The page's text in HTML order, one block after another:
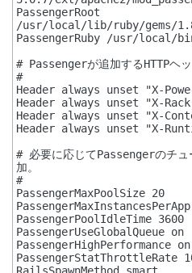
PassengerRoot
/usr/local/lib/ruby/gems/
PassengerRuby /usr/local/
# Passengerが追加するHTTPヘッ
#
Header always unset "X-
Header always unset "X-
Header always unset "X-
Header always unset "X-
# 必要に応じてPassengerのチュ
加。
#
PassengerMaxPoolSize 20
PassengerPoolIdleTime 3600
PassengerUseGlobalQueue on
PassengerHighPerformance on
PassengerStatThrottleRate
RailsSpawnMethod smart